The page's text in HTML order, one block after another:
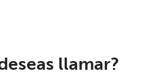
llamar?